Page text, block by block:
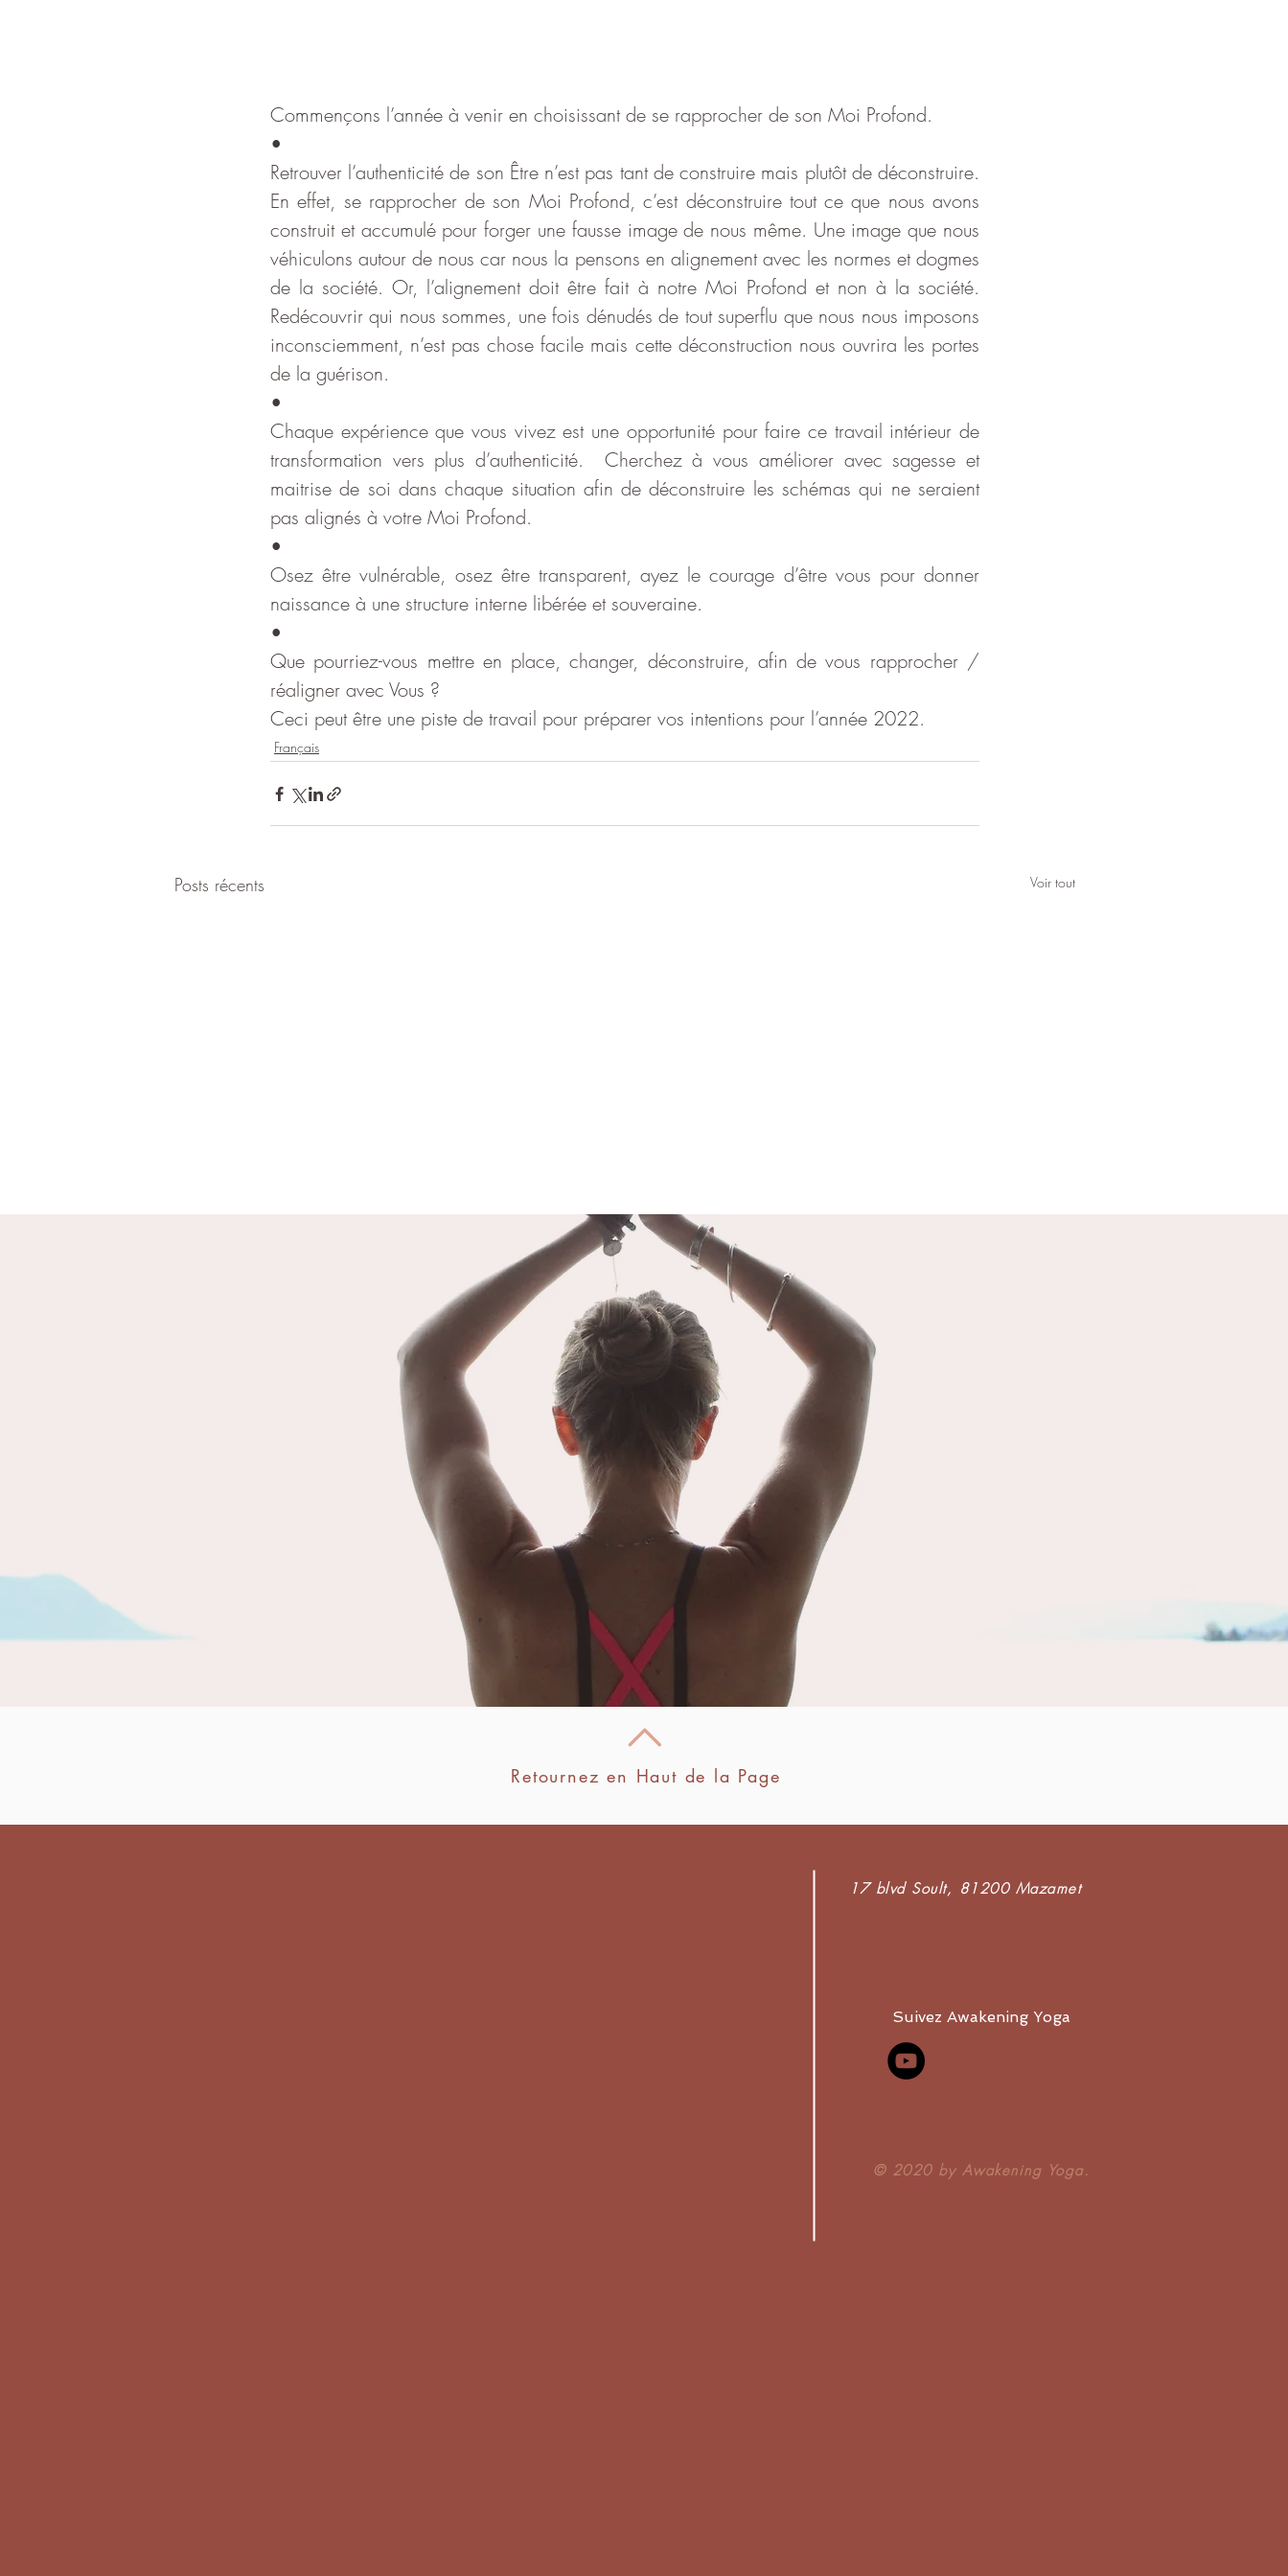
Commençons l’année à venir en choisissant de se rapprocher de son Moi Profond.
•
Retrouver l’authenticité de son Être n’est pas tant de construire mais plutôt de déconstruire.
En effet, se rapprocher de son Moi Profond, c’est déconstruire tout ce que nous avons
construit et accumulé pour forger une fausse image de nous même. Une image que nous
véhiculons autour de nous car nous la pensons en alignement avec les normes et dogmes
de la société. Or, l’alignement doit être fait à notre Moi Profond et non à la société.
Redécouvrir qui nous sommes, une fois dénudés de tout superflu que nous nous imposons
inconsciemment, n’est pas chose facile mais cette déconstruction nous ouvrira les portes
de la guérison.
•
Chaque expérience que vous vivez est une opportunité pour faire ce travail intérieur de
transformation vers plus d’authenticité.  Cherchez à vous améliorer avec sagesse et
maitrise de soi dans chaque situation afin de déconstruire les schémas qui ne seraient
pas alignés à votre Moi Profond.
•
Osez être vulnérable, osez être transparent, ayez le courage d’être vous pour donner
naissance à une structure interne libérée et souveraine.
•
Que pourriez-vous mettre en place, changer, déconstruire, afin de vous rapprocher /
réaligner avec Vous ?
Ceci peut être une piste de travail pour préparer vos intentions pour l’année 2022.
Français
Posts récents Voir tout
humanité qui crée et ne pense que
LA DISTORSION PSYCHIQUE
Il est important de rappeler avant de
détailler ce sujet que le mot « Yoga »
signifie « Union ». L’union du yoga
fait référence à l’union de notre
conscience individuelle à la
conscience collective. N
arrivent ont tendance à perturber
notre santé mentale, c’est à dire à
nous faire basculer dans l’insanité (à
différent degré) où notre coeur est
atteint. Il s’agit d
Retournez en Haut de la Page
17 blvd Soult, 81200 Mazamet
Suivez Awakening Yoga
​© 2020 by Awakening Yoga.